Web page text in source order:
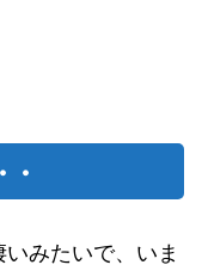
・
みたいで、いま